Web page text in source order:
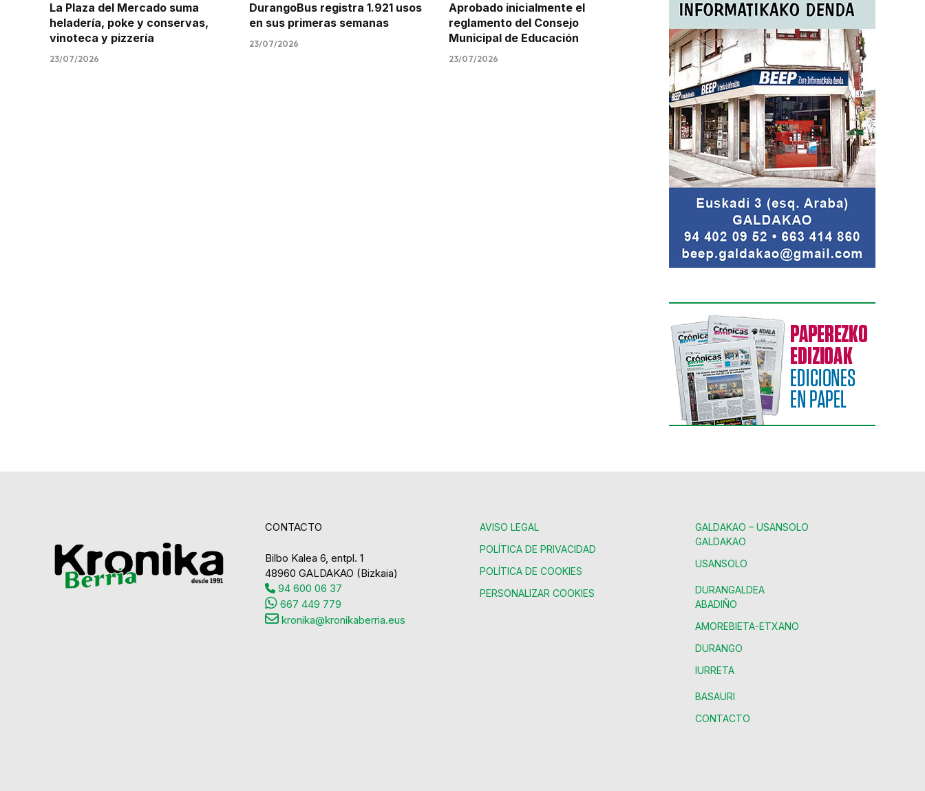
La Plaza del Mercado suma
heladería, poke y conservas,
vinoteca y pizzería
23/07/2026
DurangoBus registra 1.921 usos
en sus primeras semanas
23/07/2026
Aprobado inicialmente el
reglamento del Consejo
Municipal de Educación
23/07/2026
CONTACTO
Bilbo Kalea 6, entpl. 1
48960 GALDAKAO (Bizkaia)
94 600 06 37
667 449 779
kronika@kronikaberria.eus
AVISO LEGAL
POLÍTICA DE PRIVACIDAD
POLÍTICA DE COOKIES
PERSONALIZAR COOKIES
GALDAKAO – USANSOLO
GALDAKAO
USANSOLO
DURANGALDEA
ABADIÑO
AMOREBIETA-ETXANO
DURANGO
IURRETA
BASAURI
CONTACTO